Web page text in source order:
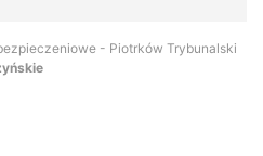
- Piotrków Trybunalski